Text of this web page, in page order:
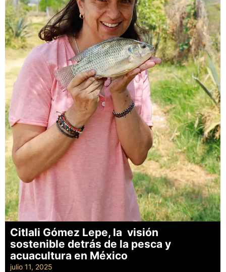
Citlali Gómez Lepe, la visión
sostenible detrás de la pesca y
acuacultura en México
julio 11, 2025